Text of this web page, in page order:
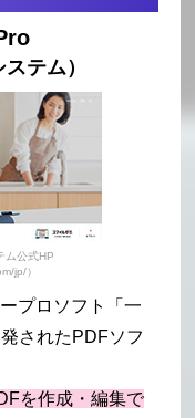
テム）
ム公式HP
jp/）
プロソフト「一
されたPDFソフ
を作成・編集で